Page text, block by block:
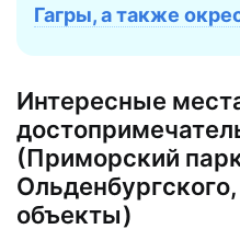
Гагры, а также
Интересные
(Приморский
объекты)